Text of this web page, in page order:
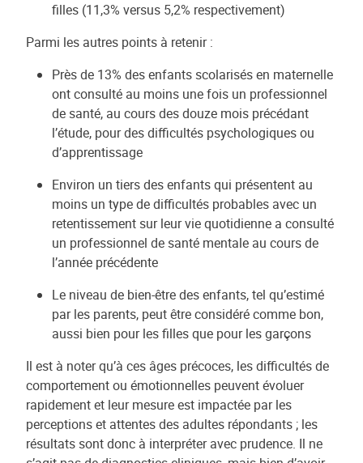
filles (11,3% versus 5,2% respectivement)
Parmi les autres points à retenir :
Près de 13% des enfants scolarisés en maternelle
ont consulté au moins une fois un professionnel
de santé, au cours des douze mois précédant
l’étude, pour des difficultés psychologiques ou
d’apprentissage
Environ un tiers des enfants qui présentent au
moins un type de difficultés probables avec un
retentissement sur leur vie quotidienne a consulté
un professionnel de santé mentale au cours de
l’année précédente
Le niveau de bien-être des enfants, tel qu’estimé
par les parents, peut être considéré comme bon,
aussi bien pour les filles que pour les garçons
Il est à noter qu’à ces âges précoces, les difficultés de
comportement ou émotionnelles peuvent évoluer
rapidement et leur mesure est impactée par les
perceptions et attentes des adultes répondants ; les
résultats sont donc à interpréter avec prudence. Il ne